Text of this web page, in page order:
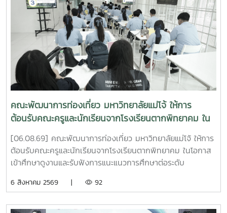
คณะพัฒนาการท่องเที่ยว มหาวิทยาลัยแม่โจ้ ให้การ
ต้อนรับคณะครูและนักเรียนจากโรงเรียนตากพิทยาคม ใน
โอกาสเข้าศึกษาดูงานและรับฟังการแนะแนวการศึกษาต่อ
ระดับอุดมศึกษา
[06.08.69] คณะพัฒนาการท่องเที่ยว มหาวิทยาลัยแม่โจ้ ให้การ
ต้อนรับคณะครูและนักเรียนจากโรงเรียนตากพิทยาคม ในโอกาส
เข้าศึกษาดูงานและรับฟังการแนะแนวการศึกษาต่อระดับ
วิสัยทัศน์ มหาวิทยาลัยแม่โจ้การศึกษาดูงานในครั้งนี้มี
6 สิงหาคม 2569 | 92